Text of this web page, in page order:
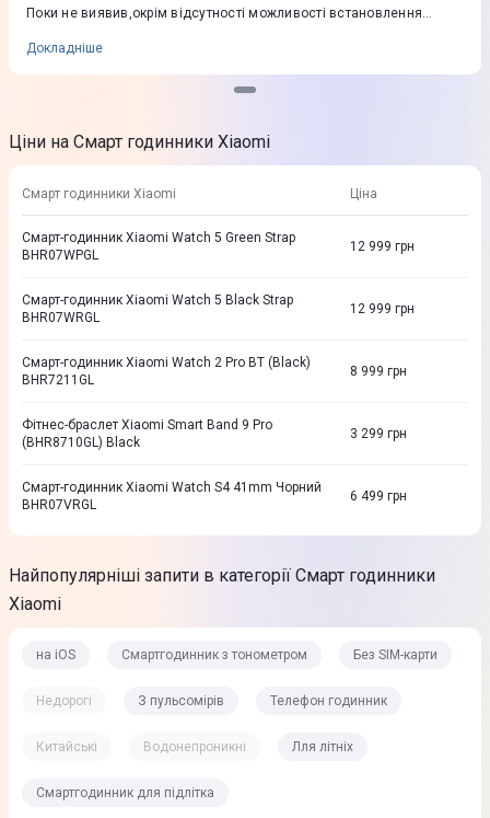
Поки не виявив,окрім відсутності можливості встановлення
вибір.
Докладніше
Ціни на Смарт годинники Xiaomi
Смарт годинники Xiaomi Ціна
Смарт-годинник Xiaomi Watch 5 Green Strap
BHR07WPGL
12 999 грн
Смарт-годинник Xiaomi Watch 5 Black Strap
BHR07WRGL
12 999 грн
Смарт-годинник Xiaomi Watch 2 Pro BT (Black)
BHR7211GL
8 999 грн
Фітнес-браслет Xiaomi Smart Band 9 Pro
(BHR8710GL) Black
3 299 грн
Смарт-годинник Xiaomi Watch S4 41mm Чорний
BHR07VRGL
6 499 грн
Найпопулярніші запити в категорії Смарт годинники
Xiaomi
на iOS Смартгодинник з тонометром Без SIM-карти
Недорогі З пульсомірів Телефон годинник
Китайські Водонепроникні Лля літніх
Смартгодинник для підлітка